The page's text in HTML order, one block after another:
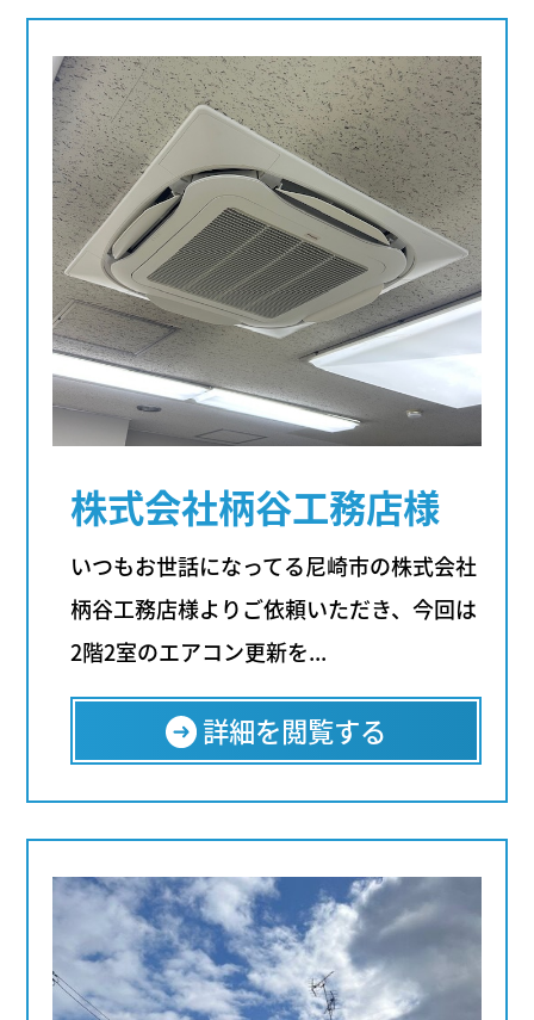
株式会社柄谷工務店様
いつもお世話になってる尼崎市の株式会社
柄谷工務店様よりご依頼いただき、今回は
2階2室のエアコン更新を...
詳細を閲覧する